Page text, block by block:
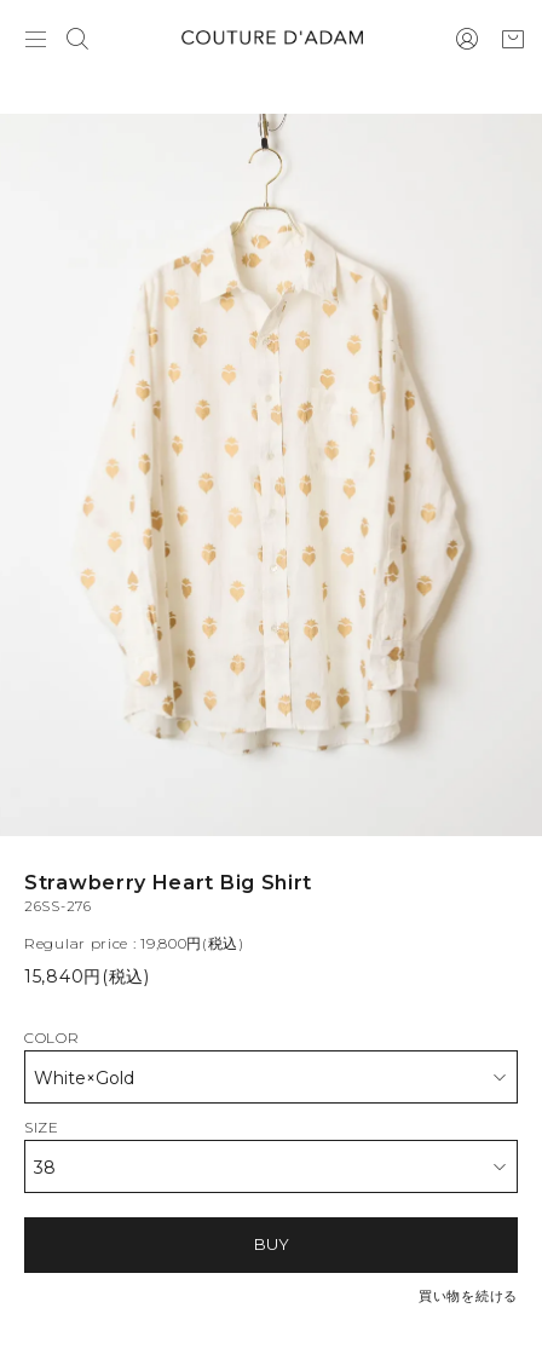
Strawberry Heart Big Shirt
26SS-276
Regular price : 19,800円(税込)
15,840円(税込)
COLOR
SIZE
BUY
買い物を続ける